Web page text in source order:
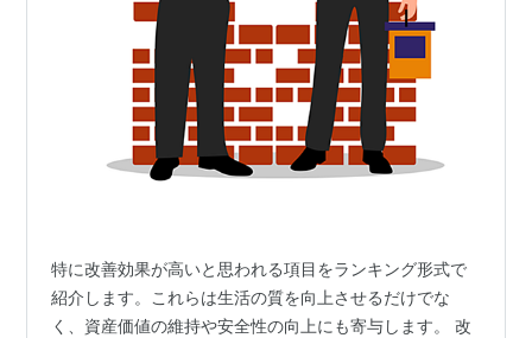
特に改善効果が高いと思われる項目をランキング形式で
紹介します。これらは生活の質を向上させるだけでな
く、資産価値の維持や安全性の向上にも寄与します。 改